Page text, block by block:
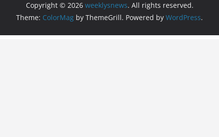
Copyright © 2026 weeklysnews. All rights reserved.
Theme: ColorMag by ThemeGrill. Powered by WordPress.